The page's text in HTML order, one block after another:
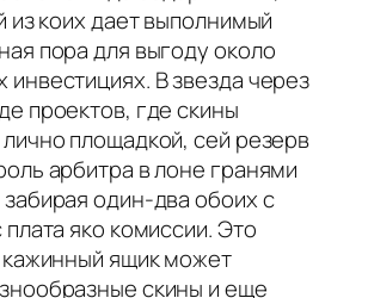
из коих дает выполнимый
пора для выгоду около
В звезда через
проектов, где скины
площадкой, сей резерв
арбитра в лоне гранями
один-два обоих с
плата яко комиссии. Это
кажинный ящик может
скины и еще